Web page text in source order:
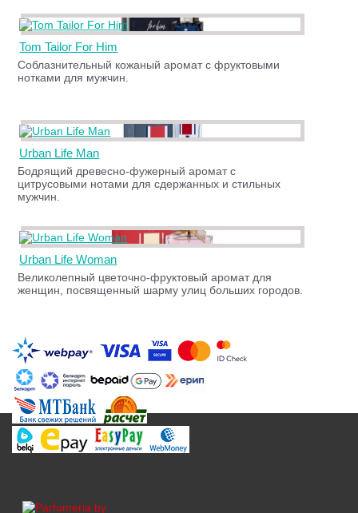
Tom Tailor For Him
Соблазнительный кожаный аромат с фруктовыми
нотками для мужчин.
Urban Life Man
Бодрящий древесно-фужерный аромат с
цитрусовыми нотами для сдержанных и стильных
мужчин.
Urban Life Woman
Великолепный цветочно-фруктовый аромат для
женщин, посвященный шарму улиц больших городов.